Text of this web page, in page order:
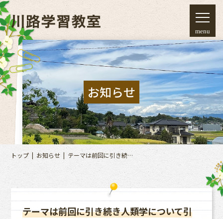
menu
お知らせ
トップ お知らせ
テーマは前回に引き続き
人類学について引用して
考える『ひっくり返す人
類学』生きづらさの「そ
もそも」 を問うこのテ
回
テーマは前回に引き続き人類学について引